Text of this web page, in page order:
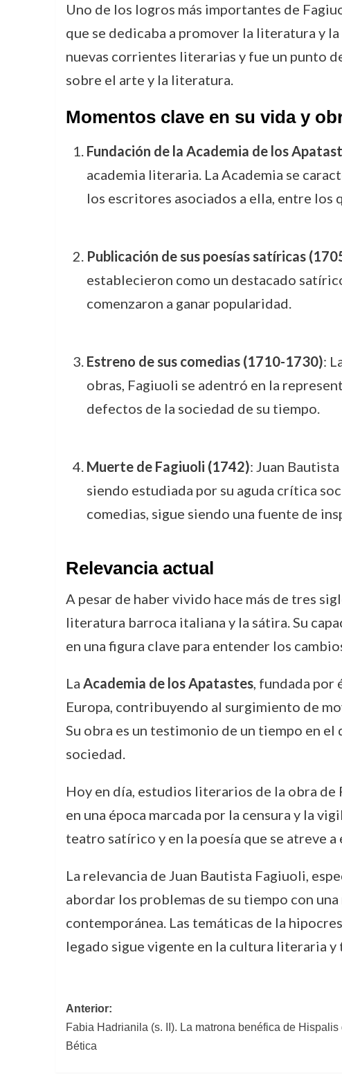
Uno de los logros más importantes de
que se dedicaba a promover la literatura y
nuevas corrientes literarias y fue un punto
sobre el arte y la literatura.
Momentos clave en su vida y
Fundación de la Academia de los
academia literaria. La Academia se
los escritores asociados a ella, entre los
Publicación de sus poesías satíricas
establecieron como un destacado
comenzaron a ganar popularidad.
Estreno de sus comedias (1710-1730):
obras, Fagiuoli se adentró en la
defectos de la sociedad de su tiempo.
Muerte de Fagiuoli (1742): Juan
siendo estudiada por su aguda crítica
comedias, sigue siendo una fuente de
Relevancia actual
A pesar de haber vivido hace más de tres
literatura barroca italiana y la sátira. Su
en una figura clave para entender los
La Academia de los Apatastes, fundada por
Europa, contribuyendo al surgimiento de
Su obra es un testimonio de un tiempo en
sociedad.
Hoy en día, estudios literarios de la obra
en una época marcada por la censura y la
teatro satírico y en la poesía que se atreve
La relevancia de Juan Bautista Fagiuoli,
abordar los problemas de su tiempo con
contemporánea. Las temáticas de la
legado sigue vigente en la cultura literaria y
Navegación
de
Anterior:
Fabia Hadrianila (s. II). La matrona benéfica de
Bética